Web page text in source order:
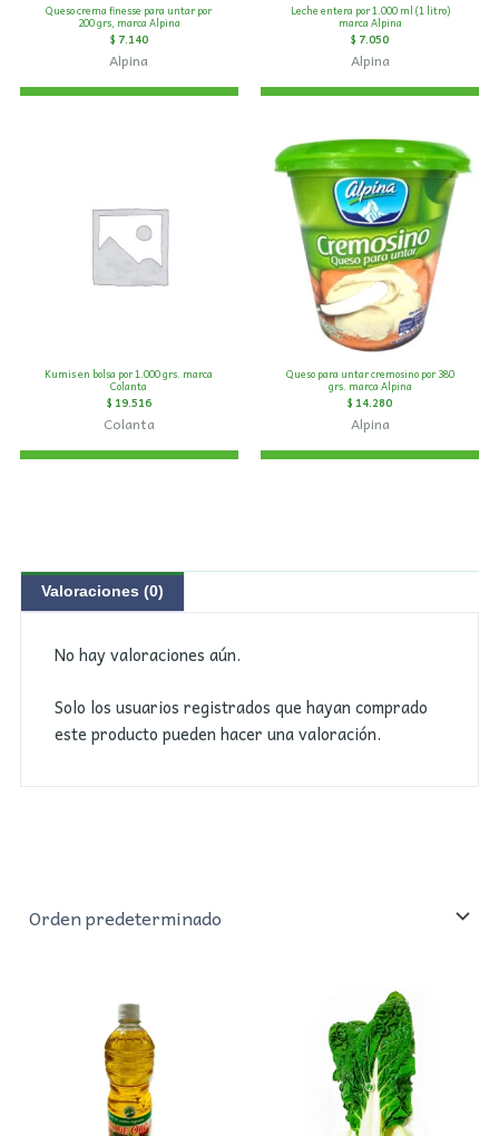
Queso crema finesse para untar por
200 grs, marca Alpina
$ 7.140
Alpina
Leche entera por 1.000 ml (1 litro)
marca Alpina
$ 7.050
Alpina
Kumis en bolsa por 1.000 grs. marca
Colanta
$ 19.516
Colanta
Queso para untar cremosino por 380
grs. marca Alpina
$ 14.280
Alpina
Valoraciones (0)
No hay valoraciones aún.
Solo los usuarios registrados que hayan comprado
este producto pueden hacer una valoración.